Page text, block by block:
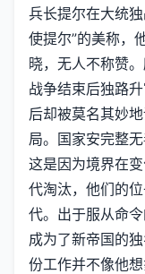
兵长提尔在大统
使提尔”的美称，
晓，无人不称赞
战争结束后独路
后却被莫名其妙
局。国家安完整
这是因为境界在
代淘汰，他们的
代。出于服从命
成为了新帝国的
份工作并不像他